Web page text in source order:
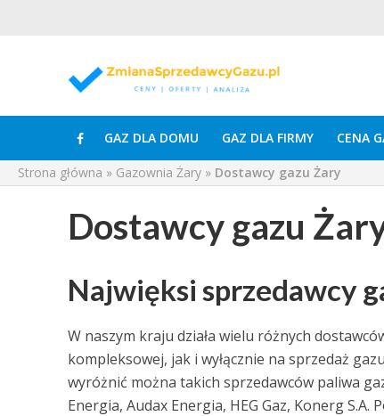
GAZ DLA DOMU GAZ DLA FIRMY CENA
Strona główna » Gazownia Żary » Dostawcy gazu Żary
Dostawcy gazu
Najwięksi sprzedawcy
W naszym kraju działa wielu różnych
kompleksowej, jak i wyłącznie na sprzedaż
wyróżnić można takich sprzedawców paliwa
Energia, Audax Energia, HEG Gaz, Konerg